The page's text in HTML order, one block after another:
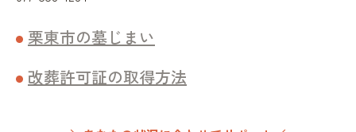
栗東市の墓じまい
改葬許可証の取得方法